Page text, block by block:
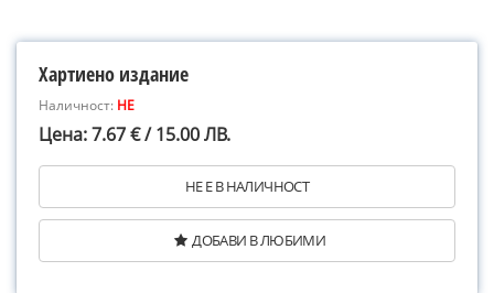
Хартиено издание
Наличност: НЕ
Цена: 7.67 € / 15.00 ЛВ.
НЕ Е В НАЛИЧНОСТ
ДОБАВИ В ЛЮБИМИ